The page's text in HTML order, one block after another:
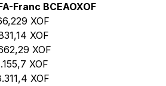
Franc BCEAOXOF
XOF
XOF
XOF
XOF
XOF